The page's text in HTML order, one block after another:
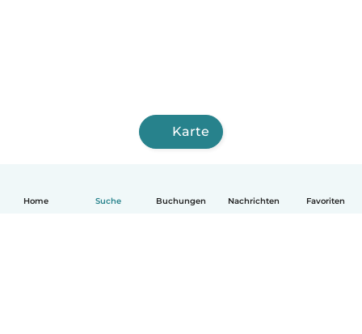
Home Suche Buchungen Nachrichten Favoriten
Karte